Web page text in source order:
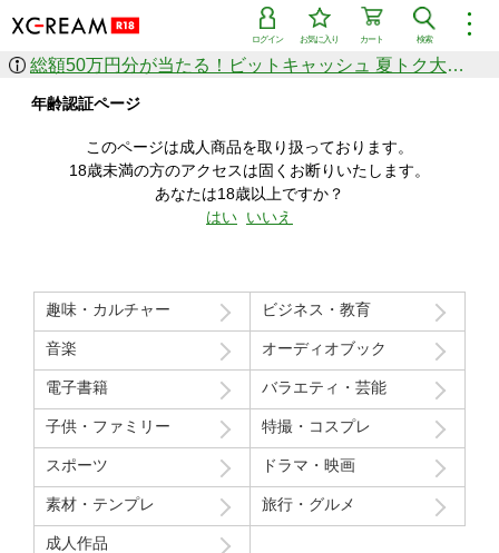
︙
検索
カート
お気に入り
ログイン
作品を探す
ジャンル
シリーズ
人気のセール中商品
新着セール中商品
すべての作品から探す
価格の安い順
価格の高い順
月間ランキング
年間ランキング
総額50万円分が当たる！ビットキャッシュ 夏トク大感謝祭
年齢認証ページ
このページは成人商品を取り扱っております。
18歳未満の方のアクセスは固くお断りいたします。
あなたは18歳以上ですか？
はい いいえ
趣味・カルチャー ビジネス・教育
音楽 オーディオブック
電子書籍 バラエティ・芸能
子供・ファミリー 特撮・コスプレ
スポーツ ドラマ・映画
素材・テンプレ 旅行・グルメ
成人作品